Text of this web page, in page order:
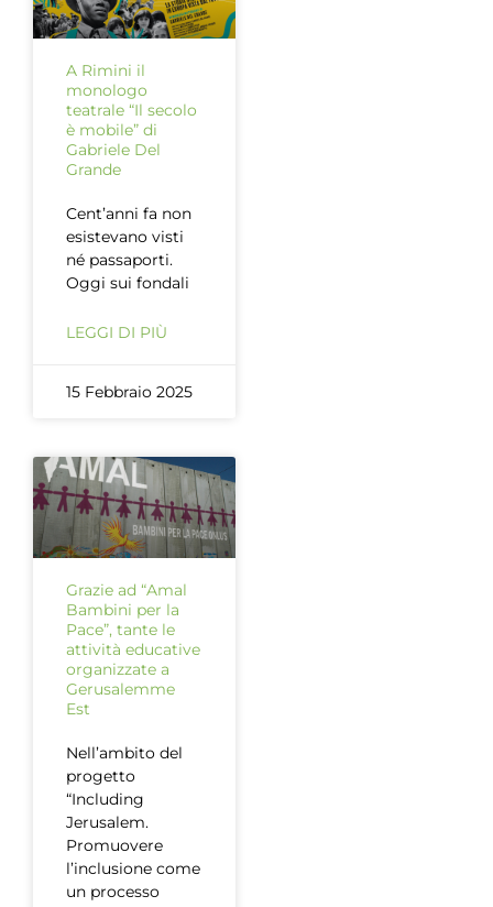
A Rimini il
monologo
teatrale “Il secolo
è mobile” di
Gabriele Del
Grande
Cent’anni fa non
esistevano visti
né passaporti.
Oggi sui fondali
LEGGI DI PIÙ
15 Febbraio 2025
Grazie ad “Amal
Bambini per la
Pace”, tante le
attività educative
organizzate a
Gerusalemme
Est
Nell’ambito del
progetto
“Including
Jerusalem.
Promuovere
l’inclusione come
un processo